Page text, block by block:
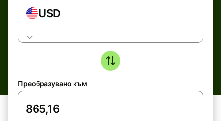
USD
Преобразувано към